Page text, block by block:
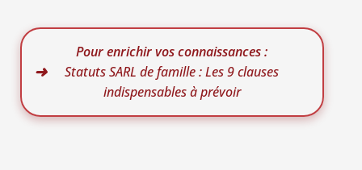
Pour enrichir vos connaissances :
Statuts SARL de famille : Les 9 clauses
indispensables à prévoir